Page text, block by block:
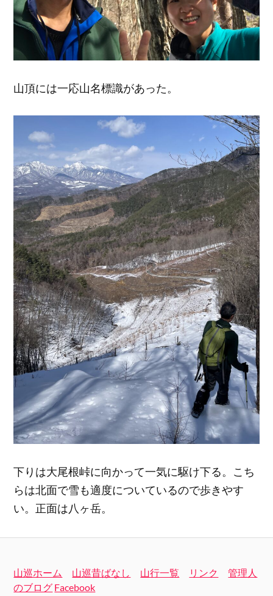
山頂には一応山名標識があった。
下りは大尾根峠に向かって一気に駆け下る。こち
らは北面で雪も適度についているので歩きやす
い。正面は八ヶ岳。
山巡ホーム 山巡昔ばなし 山行一覧 リンク
管理人
のブログ Facebook